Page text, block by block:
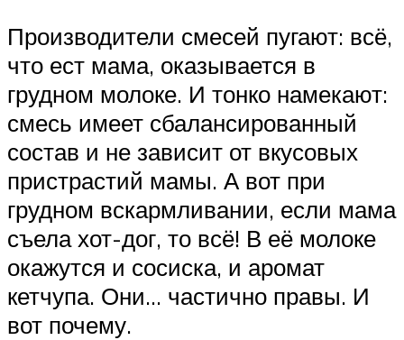
Производители смесей пугают: всё,
что ест мама, оказывается в
грудном молоке. И тонко намекают:
смесь имеет сбалансированный
состав и не зависит от вкусовых
пристрастий мамы. А вот при
грудном вскармливании, если мама
съела хот-дог, то всё! В её молоке
окажутся и сосиска, и аромат
кетчупа. Они… частично правы. И
вот почему.